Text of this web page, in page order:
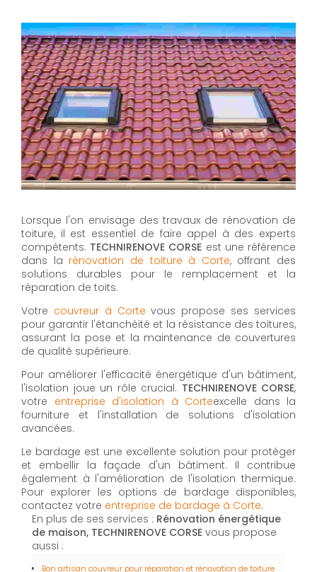
Lorsque l'on envisage des travaux de rénovation de
toiture, il est essentiel de faire appel à des experts
compétents. TECHNIRENOVE CORSE est une référence
dans la rénovation de toiture à Corte, offrant des
solutions durables pour le remplacement et la
réparation de toits.
Votre couvreur à Corte vous propose ses services
pour garantir l'étanchéité et la résistance des toitures,
assurant la pose et la maintenance de couvertures
de qualité supérieure.
Pour améliorer l'efficacité énergétique d'un bâtiment,
l'isolation joue un rôle crucial. TECHNIRENOVE CORSE,
votre entreprise d'isolation à Corteexcelle dans la
fourniture et l'installation de solutions d'isolation
avancées.
Le bardage est une excellente solution pour protéger
et embellir la façade d'un bâtiment. Il contribue
également à l'amélioration de l'isolation thermique.
Pour explorer les options de bardage disponibles,
contactez votre entreprise de bardage à Corte.
En plus de ses services : Rénovation énergétique
de maison, TECHNIRENOVE CORSE vous propose
aussi :
Bon artisan couvreur pour réparation et rénovation de toiture